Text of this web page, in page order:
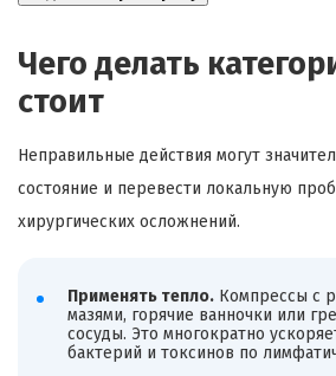
Чего делать
стоит
Неправильные действия могут
состояние и перевести локальную
хирургических осложнений.
Применять тепло.Компрессы с
мазями, горячие ванночки или
сосуды. Это многократно
бактерий и токсинов по